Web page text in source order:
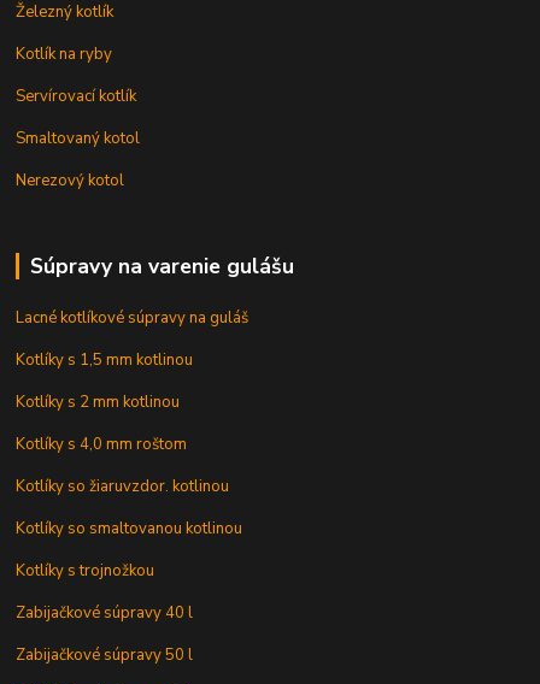
Železný kotlík
Kotlík na ryby
Servírovací kotlík
Smaltovaný kotol
Nerezový kotol
Súpravy na varenie gulášu
Lacné kotlíkové súpravy na guláš
Kotlíky s 1,5 mm kotlinou
Kotlíky s 2 mm kotlinou
Kotlíky s 4,0 mm roštom
Kotlíky so žiaruvzdor. kotlinou
Kotlíky so smaltovanou kotlinou
Kotlíky s trojnožkou
Zabijačkové súpravy 40 l
Zabijačkové súpravy 50 l